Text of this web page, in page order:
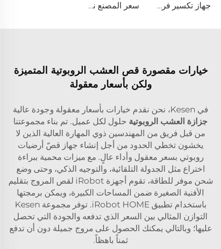
جهاز تكسير فروع الأشجار الخشبية عالية الجودة للحدائق يعمل بالديزل مع آلة تقطيع وتدمير الأخشاب المتنقلة الكبيرة سعر المصنع نسخة محدثة ماكينة قص العشب الموجه عن بعد للبيع ماكينة قص العشب الصفراء الدوران
خيارات مقصورة قص العشب الروبوتية المتميزة
ولكن بأسعار معقولة
في Kesen، نحن نقدم خيارات بأسعار معقولة وجودة عالية
جزازة العشب الروبوتية حلول لكل عميل. تم بناء مجموعتنا
من قبل فريق من المهندسين ذوي المهارة العالية الذين لا
يخشون تخطي الحدود من أجل إنشاء جهاز قصّ أرضيات
روبوتي بسعر معقول وأداء عالٍ. مع ميزات محمية ببراءة
اختراع مثل الجدولة التلقائية، والتوجيه الذكي، وحتى وضع
شحن موفر للطاقة، تقوم أجهزة iRobot لقص المروج بتقليم
الأفنية الصغيرة ضمن المساحات الكبيرة، ويمكن برمجتها
باستخدام تطبيق iRobot HOME. توفر مجموعة Kesen
التوازن المثالي بين السعر الذي تدفعه والجودة التي تحصل
عليها؛ وبالتالي يمكنك الحصول على مروج جميلة دون أن تدفع
ثمناً باهظاً.